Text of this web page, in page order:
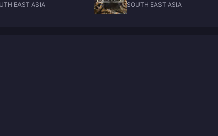
EAST ASIA SOUTH EAST ASIA